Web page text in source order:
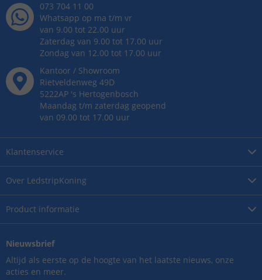
Over LedstripKoning
Product informatie
Klantenservice
073 704 11 00
Whatsapp op ma t/m vr
van 9.00 tot 22.00 uur
Zaterdag van 9.00 tot 17.00 uur
Zondag van 12.00 tot 17.00 uur
Kantoor / Showroom
Rietveldenweg 49D
5222AP 's Hertogenbosch
Maandag t/m zaterdag geopend
van 09.00 tot 17.00 uur
Nieuwsbrief
Altijd als eerste op de hoogte van het laatste nieuws, onze
acties en meer.